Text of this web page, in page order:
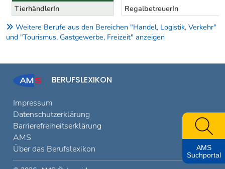
TierhändlerIn RegalbetreuerIn
Weitere Berufe aus den Bereichen "Handel, Logistik, Verkehr"
und "Tourismus, Gastgewerbe, Freizeit" anzeigen
BERUFSLEXIKON
Impressum
Datenschutzerklärung
Barrierefreiheitserklärung
AMS
Über das Berufslexikon
AMS
Suchportal